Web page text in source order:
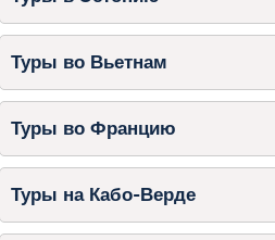
Туры во Вьетнам
Туры во Францию
Туры на Кабо-Верде